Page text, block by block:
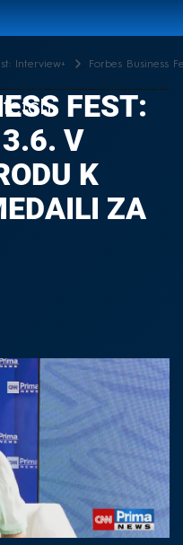
Interview+ Forbes Business
FEST:
V
K
ZA